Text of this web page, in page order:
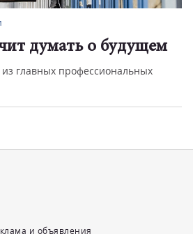
думать о будущем
главных профессиональных
и объявления